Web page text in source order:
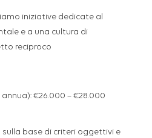
iniziative dedicate al
e a una cultura di
reciproco
€26.000 – €28.000
base di criteri oggettivi e